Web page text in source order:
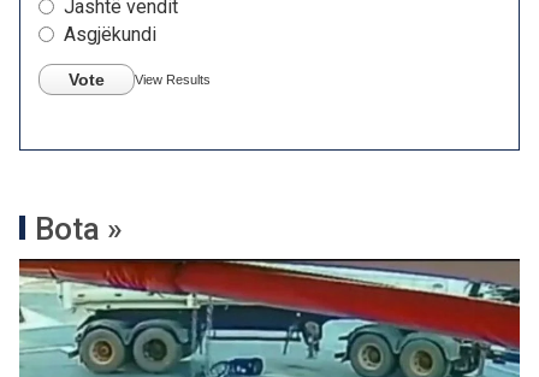
Jashtë vendit
Asgjëkundi
Vote View Results
Bota »